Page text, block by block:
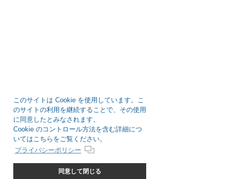
このサイトは Cookie を使用しています。こ
のサイトの利用を継続することで、その使用
に同意したとみなされます。
Cookie のコントロール方法を含む詳細につ
いてはこちらをご覧ください。
プライバシーポリシー
同意して閉じる